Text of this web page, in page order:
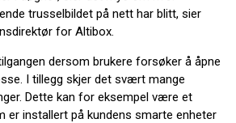
trusselbildet på nett har blitt, sier
for Altibox.
dersom brukere forsøker å åpne
I tillegg skjer det svært mange
Dette kan for eksempel være et
er installert på kundens smarte enheter